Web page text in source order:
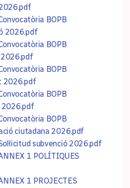
BOPB
2026.pdf
BOPB
BOPB
2026.pdf
BOPB
2026.pdf
BOPB
ciutadana 2026.pdf
subvenció 2026.pdf
1 POLÍTIQUES
1 PROJECTES